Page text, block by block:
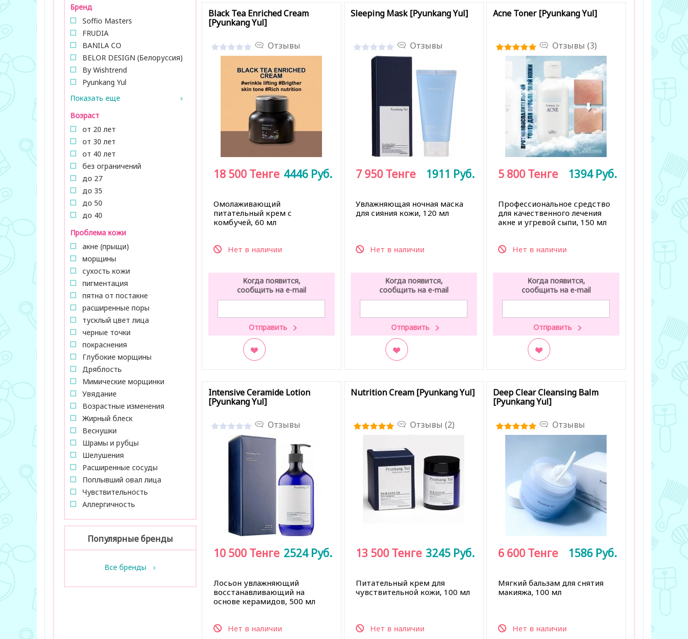
Бренд
Soffio Masters
FRUDIA
BANILA CО
BELOR DESIGN (Белоруссия)
By Wishtrend
Pyunkang Yul
Показать еще
Возраст
от 20 лет
от 30 лет
от 40 лет
без ограничений
до 27
до 35
до 50
до 40
Проблема кожи
акне (прыщи)
морщины
сухость кожи
пигментация
пятна от постакне
расширенные поры
тусклый цвет лица
черные точки
покраснения
Глубокие морщины
Дряблость
Мимические морщинки
Увядание
Возрастные изменения
Жирный блеск
Веснушки
Шрамы и рубцы
Шелушения
Расширенные сосуды
Поплывший овал лица
Чувствительность
Аллергичность
Популярные бренды
Все бренды
Black Tea Enriched Cream
[Pyunkang Yul]
Отзывы
Омолаживающий
питательный крем с
комбучей, 60 мл
Нет в наличии
18 500 Тенге 4446 Руб.
Когда появится,
сообщить на e-mail
Sleeping Mask [Pyunkang Yul]
Отзывы
Увлажняющая ночная маска
для сияния кожи, 120 мл
Нет в наличии
7 950 Тенге 1911 Руб.
Когда появится,
сообщить на e-mail
Acne Toner [Pyunkang Yul]
Отзывы (3)
Профессиональное средство
для качественного лечения
акне и угревой сыпи, 150 мл
Нет в наличии
5 800 Тенге 1394 Руб.
Когда появится,
сообщить на e-mail
Intensive Ceramide Lotion
[Pyunkang Yul]
Отзывы
Лосьон увлажняющий
восстанавливающий на
основе керамидов, 500 мл
Нет в наличии
10 500 Тенге 2524 Руб.
Nutrition Cream [Pyunkang Yul]
Отзывы (2)
Питательный крем для
чувствительной кожи, 100 мл
Нет в наличии
13 500 Тенге 3245 Руб.
Deep Clear Cleansing Balm
[Pyunkang Yul]
Отзывы
Мягкий бальзам для снятия
макияжа, 100 мл
Нет в наличии
6 600 Тенге 1586 Руб.